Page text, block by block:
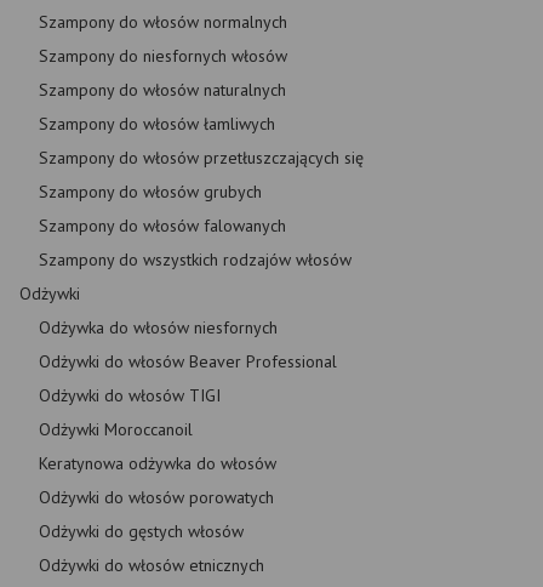
Szampony do włosów normalnych
Szampony do niesfornych włosów
Szampony do włosów naturalnych
Szampony do włosów łamliwych
Szampony do włosów przetłuszczających się
Szampony do włosów grubych
Szampony do włosów falowanych
Szampony do wszystkich rodzajów włosów
Odżywki
Odżywka do włosów niesfornych
Odżywki do włosów Beaver Professional
Odżywki do włosów TIGI
Odżywki Moroccanoil
Keratynowa odżywka do włosów
Odżywki do włosów porowatych
Odżywki do gęstych włosów
Odżywki do włosów etnicznych